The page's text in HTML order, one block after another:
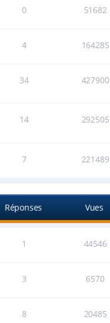
0 51682
4 164285
34 427900
14 292505
7 221489
Réponses Vues
1 44546
3 6570
8 20485